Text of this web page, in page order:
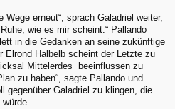
Wege erneut“, sprach Galadriel weiter,
wie es mir scheint.“ Pallando
in die Gedanken an seine zukünftige
Elrond Halbelb scheint der Letzte zu
Mittelerdes beeinflussen zu
zu haben“, sagte Pallando und
gegenüber Galadriel zu klingen, die